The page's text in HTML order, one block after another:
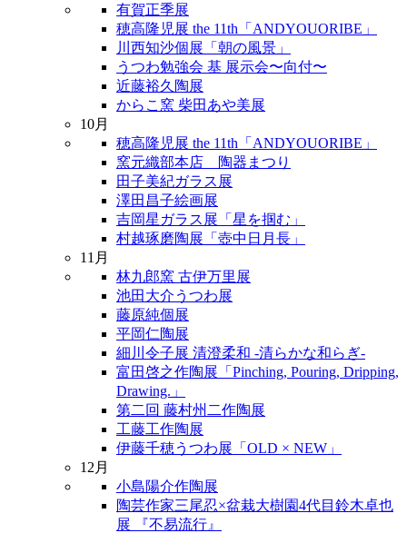
有賀正季展
穂高隆児展 the 11th「ANDYOUORIBE」
川西知沙個展「朝の風景」
うつわ勉強会 基 展示会〜向付〜
近藤裕久陶展
からこ窯 柴田あや美展
10月
穂高隆児展 the 11th「ANDYOUORIBE」
窯元織部本店 陶器まつり
田子美紀ガラス展
澤田昌子絵画展
吉岡星ガラス展「星を掴む」
村越琢磨陶展「壺中日月長」
11月
林九郎窯 古伊万里展
池田大介うつわ展
藤原純個展
平岡仁陶展
細川令子展 清澄柔和 -清らかな和らぎ-
富田啓之作陶展「Pinching, Pouring, Dripping,
Drawing.」
第二回 藤村州二作陶展
工藤工作陶展
伊藤千穂うつわ展「OLD × NEW」
12月
小島陽介作陶展
陶芸作家三尾忍×盆栽大樹園4代目鈴木卓也
展 『不易流行』